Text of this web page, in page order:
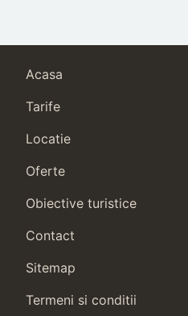
Acasa
Tarife
Locatie
Oferte
Obiective turistice
Contact
Sitemap
Termeni si conditii